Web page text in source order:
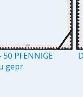
50 PFENNIGE
gepr.